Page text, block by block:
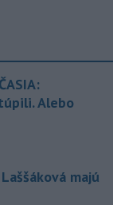
Alebo
majú